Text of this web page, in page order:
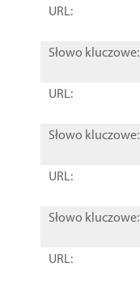
URL:
Słowo kluczowe:
URL:
Słowo kluczowe:
URL:
Słowo kluczowe:
URL: